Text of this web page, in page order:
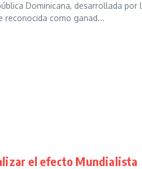
Dominicana, desarrollada por
reconocida como ganad...
el efecto Mundialista